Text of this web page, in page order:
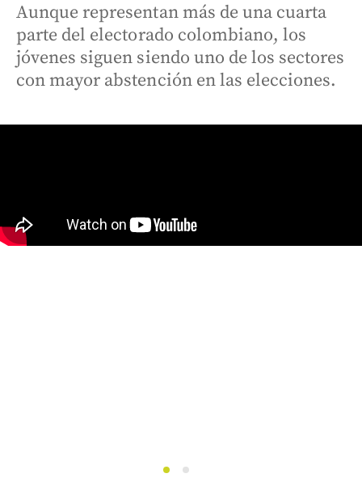
Aunque representan más de una cuarta
parte del electorado colombiano, los
jóvenes siguen siendo uno de los sectores
con mayor abstención en las elecciones.
1
2